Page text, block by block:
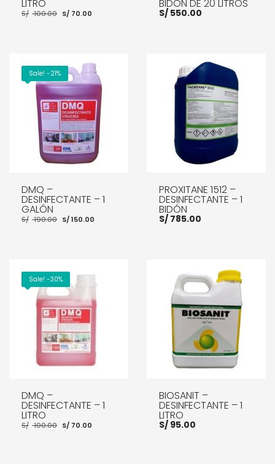
LITRO
S/ 100.00 El
precio
S/ 70.00
AÑADIR AL CARRITO
BIDÓN DE 20 LITROS
S/ 550.00
AÑADIR AL CARRITO
Sale! -21%
DMQ –
DESINFECTANTE – 1
GALÓN
S/ 190.00 El
precio
S/150.00
AÑADIR AL CARRITO
PROXITANE 1512 –
DESINFECTANTE – 1
BIDÓN
S/ 785.00
AÑADIR AL CARRITO
Sale! -30%
DMQ –
DESINFECTANTE – 1
LITRO
S/ 100.00 El
precio
S/ 70.00
BIOSANIT –
DESINFECTANTE – 1
LITRO
S/ 95.00